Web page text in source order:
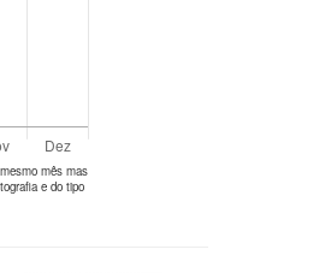
mês mas
e do tipo